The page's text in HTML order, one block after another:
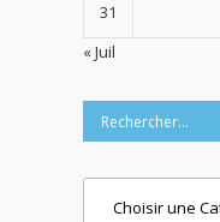
31
« Juil